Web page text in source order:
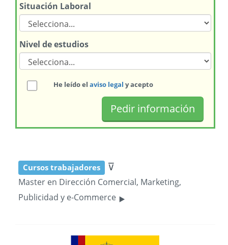
Situación Laboral
Nivel de estudios
He leído el aviso legal y acepto
Cursos trabajadores ⊽
Master en Dirección Comercial, Marketing,
Publicidad y e-Commerce ‣